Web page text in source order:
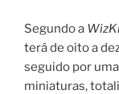
Segundo a
terá de oito a
seguido por
miniaturas,